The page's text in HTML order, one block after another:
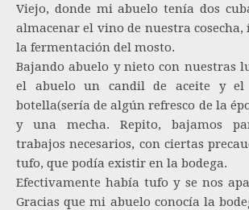
Viejo, donde mi abuelo tenía dos
almacenar el vino de nuestra
la fermentación del mosto.
Bajando abuelo y nieto con nuestras
el abuelo un candil de aceite y
botella(sería de algún refresco de la
y una mecha. Repito, bajamos
trabajos necesarios, con ciertas
tufo, que podía existir en la bodega.
Efectivamente había tufo y se nos
Gracias que mi abuelo conocía la